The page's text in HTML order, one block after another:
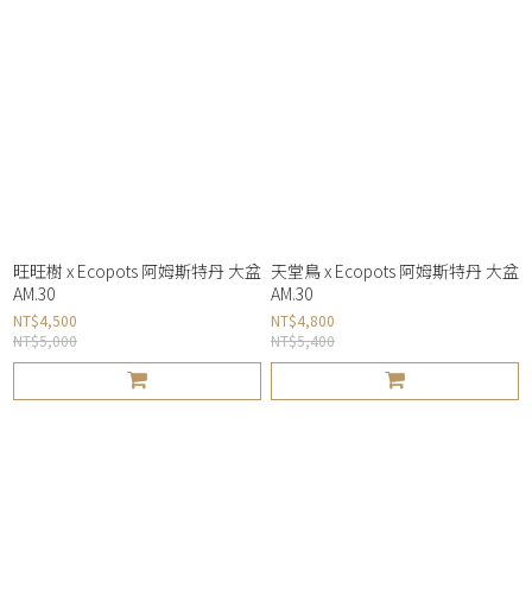
旺旺樹 x Ecopots 阿姆斯特丹 大盆
AM.30
NT$4,500
NT$5,000
天堂鳥 x Ecopots 阿姆斯特丹 大盆
AM.30
NT$4,800
NT$5,400